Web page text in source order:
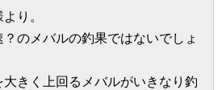
り。
のメバルの釣果ではないでしょ
きく上回るメバルがいきなり釣